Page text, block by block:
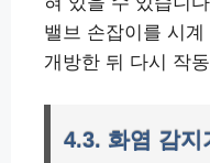
밸브 손잡이를 시
개방한 뒤 다시 작
4.3. 화염 감지